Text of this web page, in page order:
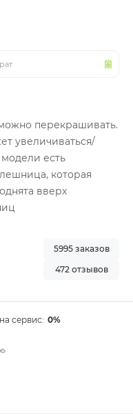
перекрашивать.
увеличиваться/
есть
которая
вверх
5995 заказов
472 отзывов
сервис: 0%